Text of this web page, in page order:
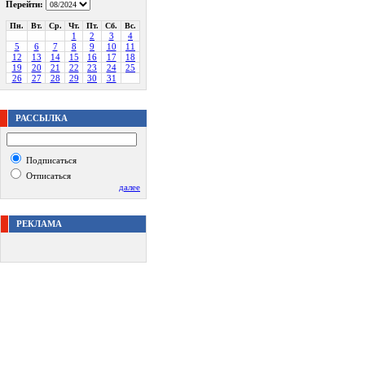
Перейти:
Пн. Вт. Ср. Чт. Пт. Сб. Вс.
1 2 3
4
5
6 7 8 9 10
11
12
13 14 15 16 17
18
19
20 21 22 23 24
25
26
27 28 29 30 31
РАССЫЛКА
Подписаться
Отписаться
далее
РЕКЛАМА